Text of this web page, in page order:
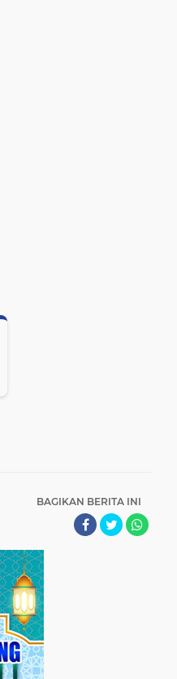
BAGIKAN BERITA INI